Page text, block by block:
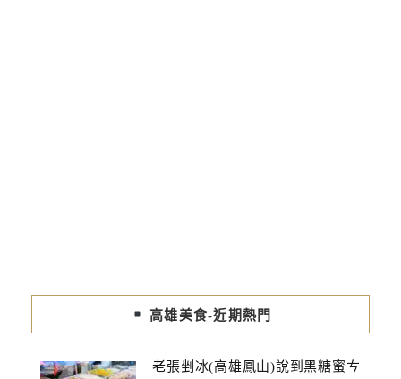
高雄美食-近期熱門
老張剉冰(高雄鳳山)說到黑糖蜜ㄘ